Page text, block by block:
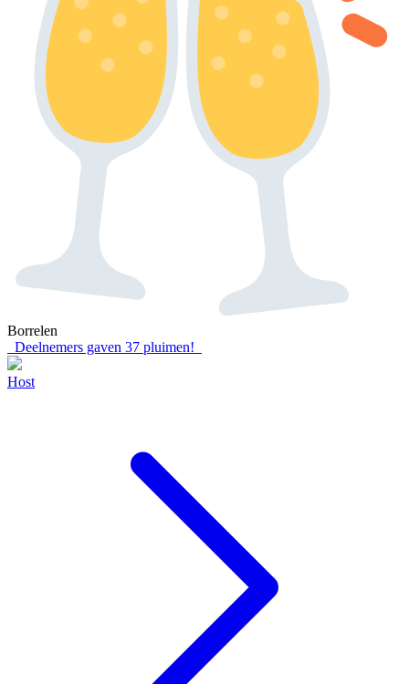
Borrelen
Deelnemers gaven 37 pluimen!
Host